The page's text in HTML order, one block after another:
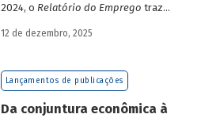
2024, o Relatório do Emprego traz
atuação do Banco sobre o mercado de
empregos da economia.
12 de dezembro, 2025
Lançamentos de publicações
Da conjuntura econômica à